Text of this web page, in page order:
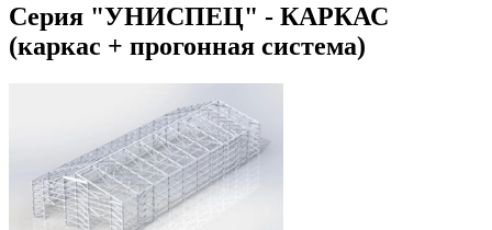
Серия "УНИСПЕЦ" - КАРКАС
(каркас + прогонная система)